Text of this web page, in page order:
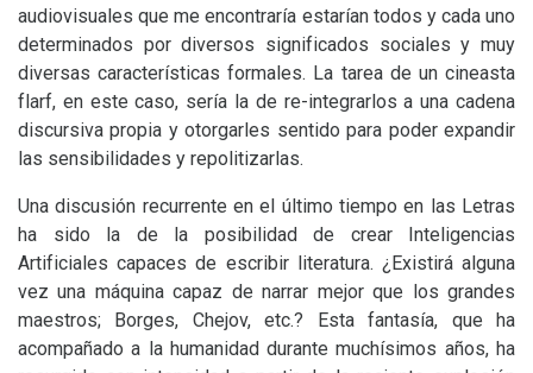
audiovisuales que me encontraría estarían todos y cada uno
determinados por diversos significados sociales y muy
diversas características formales. La tarea de un cineasta
flarf, en este caso, sería la de re-integrarlos a una cadena
discursiva propia y otorgarles sentido para poder expandir
las sensibilidades y repolitizarlas.
Una discusión recurrente en el último tiempo en las Letras
ha sido la de la posibilidad de crear Inteligencias
Artificiales capaces de escribir literatura. ¿Existirá alguna
vez una máquina capaz de narrar mejor que los grandes
maestros; Borges, Chejov, etc.? Esta fantasía, que ha
acompañado a la humanidad durante muchísimos años, ha